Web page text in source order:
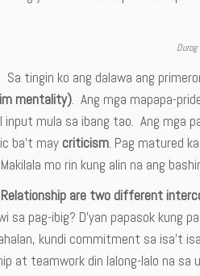
. Sa tingin ko ang dalawa ang
mentality). Ang mga mapapa-
input mula sa ibang tao. Ang mga
ba’t may criticism. Pag matured
mo rin kung alin na ang
Relationship are two different
sa pag-ibig? D’yan papasok kung
kundi commitment sa isa’t
at teamwork din lalong-lalo na sa